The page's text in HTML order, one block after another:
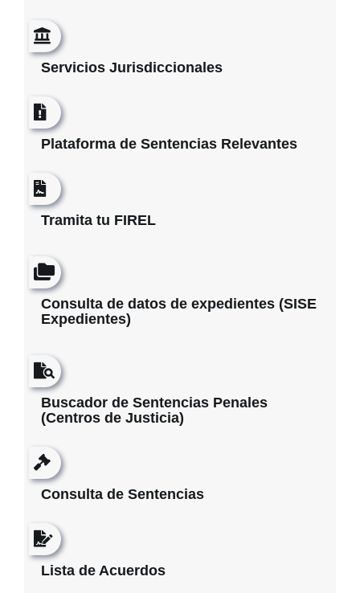
Servicios Jurisdiccionales
Plataforma de Sentencias Relevantes
Tramita tu FIREL
Consulta de datos de expedientes (SISE
Expedientes)
Buscador de Sentencias Penales
(Centros de Justicia)
Consulta de Sentencias
Lista de Acuerdos